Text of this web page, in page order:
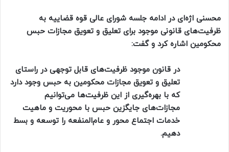
محسنی اژه‌ای در ادامه جلسه شورای عالی قوه قضاییه به
ظرفیت‌های قانونی موجود برای تعلیق و تعویق مجازات حبس
محکومین اشاره کرد و گفت:
در قانون موجود ظرفیت‌های قابل توجهی در راستای
تعلیق و تعویق مجازات محکومین به حبس وجود دارد
که با بهره‌گیری از این ظرفیت‌ها می‌توانیم
مجازات‌های جایگزین حبس با محوریت و ماهیت
خدمات اجتماع محور و عام‌المنفعه را توسعه و بسط
دهیم.